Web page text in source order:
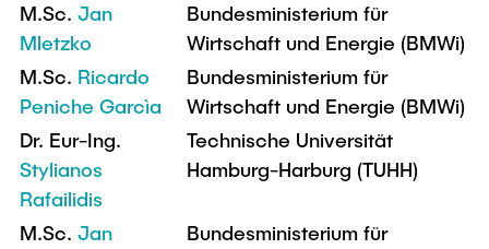
M.Sc. Jan
Mletzko
Bundesministerium für
Wirtschaft und Energie (BMWi)
M.Sc. Ricardo
Peniche Garcìa
Bundesministerium für
Wirtschaft und Energie (BMWi)
Dr. Eur-Ing.
Stylianos
Rafailidis
Technische Universität
Hamburg-Harburg (TUHH)
M.Sc. Jan
Bundesministerium für